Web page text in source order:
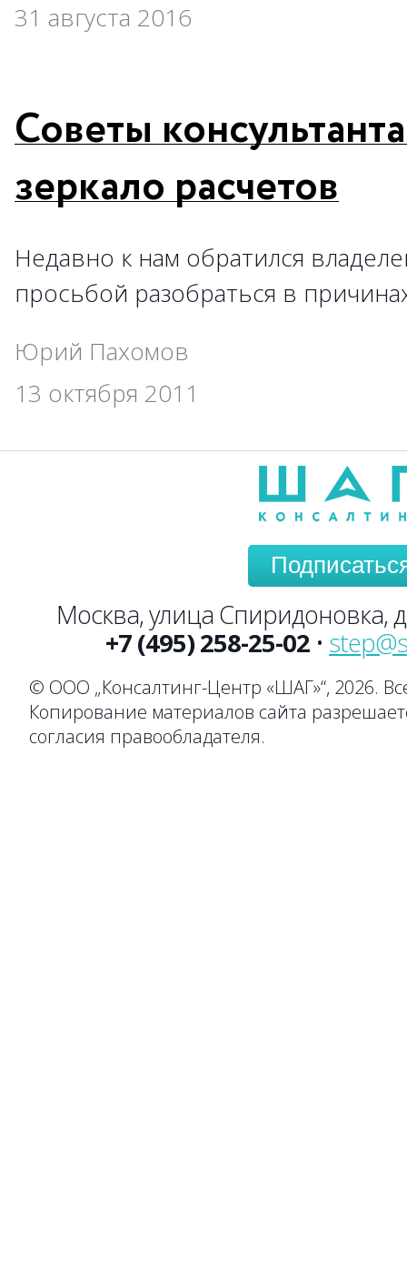
31 августа 2016
Советы
зеркало расчетов
Недавно к нам обратился
просьбой разобраться в
Юрий Пахомов
13 октября 2011
Москва, улица Спиридоновка,
+7 (495) 258-25-02 •
© ООО „Консалтинг-Центр «ШАГ»“, 2026.
Копирование материалов сайта
согласия правообладателя.